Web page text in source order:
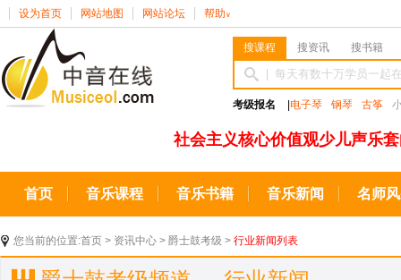
设为首页 网站地图 网站论坛 帮助 ∨
搜课程 搜资讯 搜书籍
考级报名 电子琴 钢琴 古筝
社会主义核心价值观少儿声乐
首页 音乐课程 音乐书籍 音乐新闻 名师
您当前的位置:首页 > 资讯中心 > 爵士鼓考级 > 行业新闻列表